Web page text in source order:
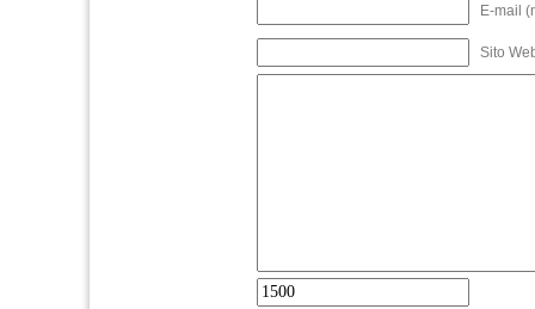
E-mail
Sito